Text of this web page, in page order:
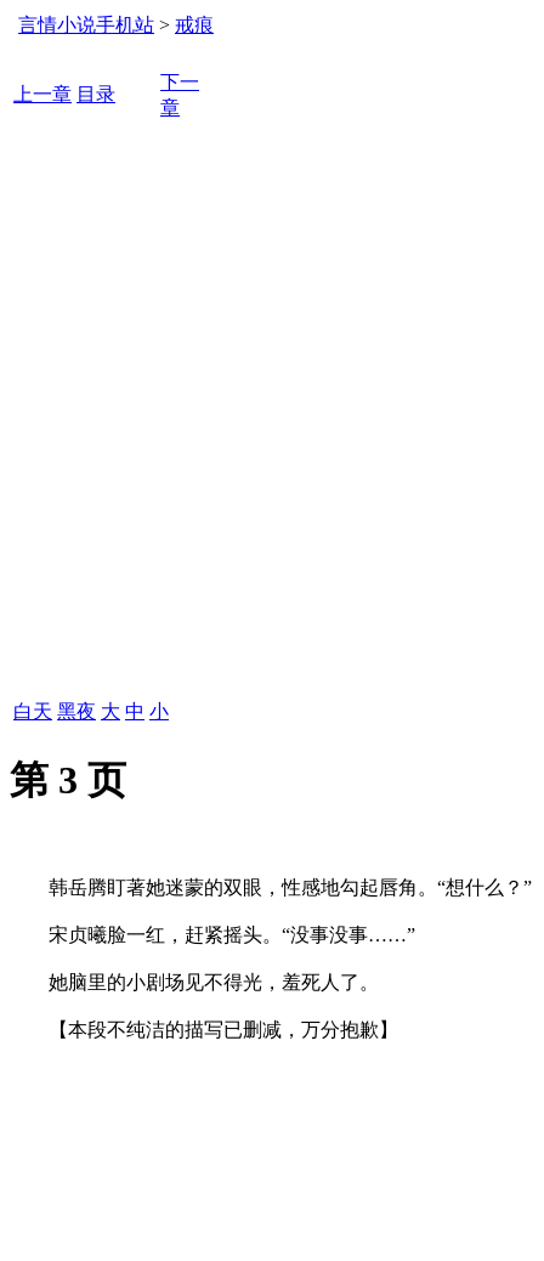
言情小说手机站 > 戒痕
上一章 目录
下一
章
白天 黑夜 大 中 小
第 3 页
韩岳腾盯著她迷蒙的双眼，性感地勾起唇角。“想什么？”
宋贞曦脸一红，赶紧摇头。“没事没事……”
她脑里的小剧场见不得光，羞死人了。
【本段不纯洁的描写已删减，万分抱歉】